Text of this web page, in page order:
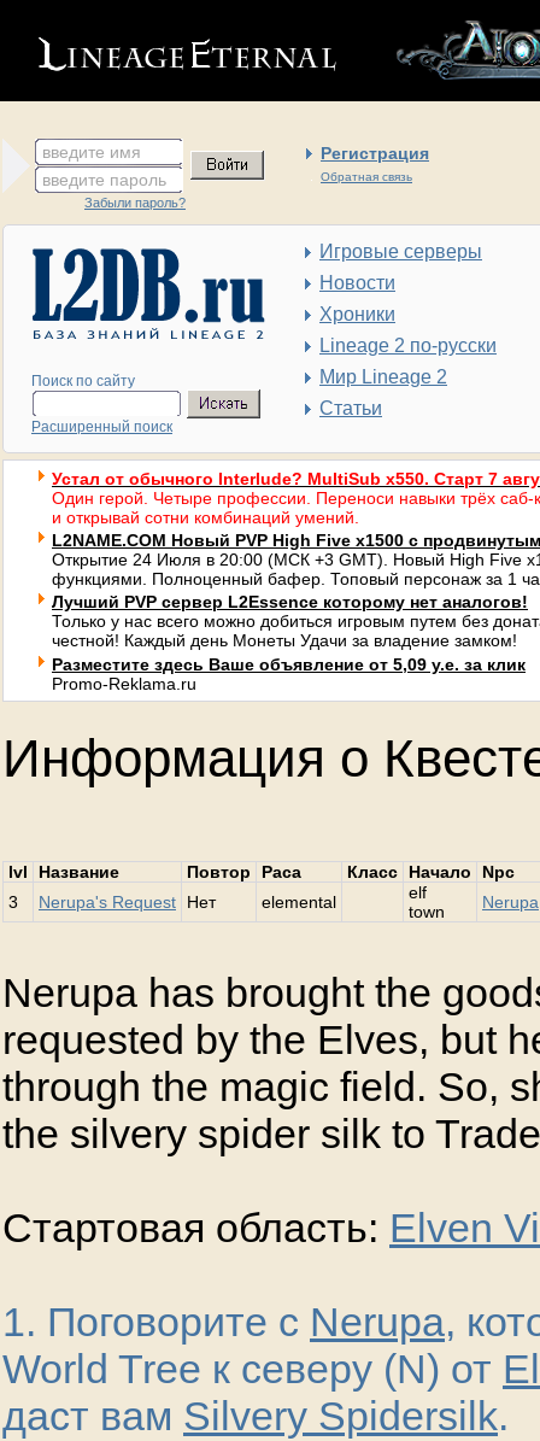
введите имя Регистрация
Обратная связь
введите пароль
Забыли пароль?
Поиск по сайту
Расширенный поиск
Игровые серверы
Новости
Хроники
Lineage 2 по-русски
Мир Lineage 2
Статьи
Устал от обычного Interlude? MultiSub x550. Старт 7
Один герой. Четыре профессии. Переноси навыки трёх саб-
и открывай сотни комбинаций умений.
L2NAME.COM Новый PVP High Five x1500 с
Открытие 24 Июля в 20:00 (МСК +3 GMT). Новый High Five
функциями. Полноценный бафер. Топовый персонаж за 1
Лучший PVP сервер L2Essence которому нет аналогов!
Только у нас всего можно добиться игровым путем без
честной! Каждый день Монеты Удачи за владение замком!
Разместите здесь Ваше объявление от 5,09 у.е. за клик
Promo-Reklama.ru
Информация о
lvl Название Повтор Раса Класс Начало
Npc
3
Nerupa's Request Нет elemental
elf
town
Nerupa
Nerupa has brought the
requested by the Elves, but
through the magic field. So,
the silvery spider silk to
Стартовая область: Elven
1. Поговорите с Nerupa,
World Tree к северу (N) от
даст вам Silvery Spidersilk.